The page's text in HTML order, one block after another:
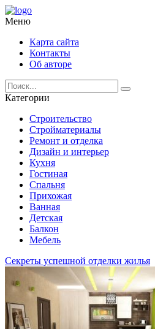
Меню
Карта сайта
Контакты
Об авторе
Категории
Строительство
Стройматериалы
Ремонт и отделка
Дизайн и интерьер
Кухня
Гостиная
Спальня
Прихожая
Ванная
Детская
Балкон
Мебель
Секреты успешной отделки жилья